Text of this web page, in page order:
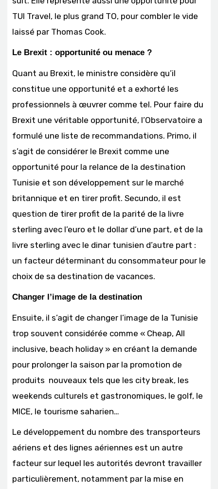
TUI Travel, le plus grand TO, pour combler le vide
laissé par Thomas Cook.
Le Brexit : opportunité ou menace ?
Quant au Brexit, le ministre considère qu’il
constitue une opportunité et a exhorté les
professionnels à œuvrer comme tel. Pour faire du
Brexit une véritable opportunité, l’Observatoire a
formulé une liste de recommandations. Primo, il
s’agit de considérer le Brexit comme une
opportunité pour la relance de la destination
Tunisie et son développement sur le marché
britannique et en tirer profit. Secundo, il est
question de tirer profit de la parité de la livre
sterling avec l’euro et le dollar d’une part, et de la
livre sterling avec le dinar tunisien d’autre part :
un facteur déterminant du consommateur pour le
choix de sa destination de vacances.
Changer l’image de la destination
Ensuite, il s’agit de changer l’image de la Tunisie
trop souvent considérée comme « Cheap, All
inclusive, beach holiday » en créant la demande
pour prolonger la saison par la promotion de
produits nouveaux tels que les city break, les
weekends culturels et gastronomiques, le golf, le
MICE, le tourisme saharien…
Le développement du nombre des transporteurs
aériens et des lignes aériennes est un autre
facteur sur lequel les autorités devront travailler
particulièrement, notamment par la mise en